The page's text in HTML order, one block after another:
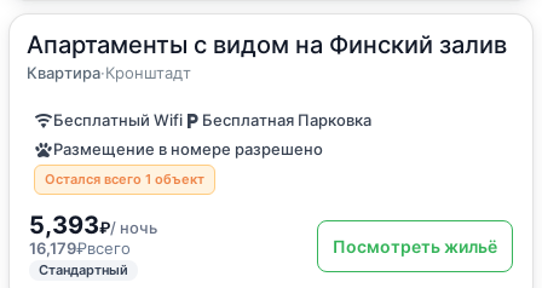
Апартаменты с видом на Финский залив
Квартира·Кронштадт
55м2·до 6 гостей
Квартира
Бесплатный Wifi
Бесплатная Парковка
Размещение в номере разрешено
Остался всего 1 объект
5,393₽/ ночь
16,179₽всего
Стандартный
Посмотреть жильё